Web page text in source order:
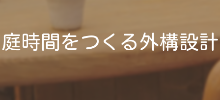
庭時間をつくる外構設計